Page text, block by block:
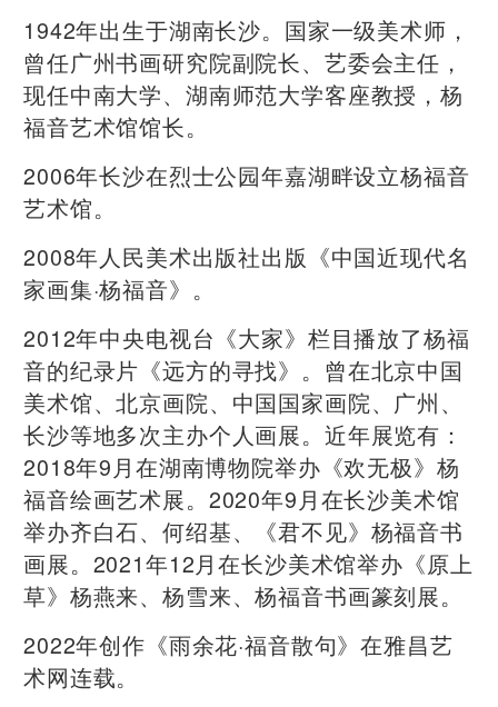
1942年出生于湖南长沙。国家一级美术师，
曾任广州书画研究院副院长、艺委会主任，
现任中南大学、湖南师范大学客座教授，杨
福音艺术馆馆长。
2006年长沙在烈士公园年嘉湖畔设立杨福音
艺术馆。
2008年人民美术出版社出版《中国近现代名
家画集·杨福音》。
2012年中央电视台《大家》栏目播放了杨福
音的纪录片《远方的寻找》。曾在北京中国
美术馆、北京画院、中国国家画院、广州、
长沙等地多次主办个人画展。近年展览有：
2018年9月在湖南博物院举办《欢无极》杨
福音绘画艺术展。2020年9月在长沙美术馆
举办齐白石、何绍基、《君不见》杨福音书
画展。2021年12月在长沙美术馆举办《原上
草》杨燕来、杨雪来、杨福音书画篆刻展。
2022年创作《雨余花·福音散句》在雅昌艺
术网连载。